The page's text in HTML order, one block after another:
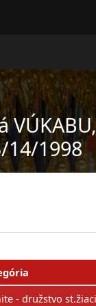
14/1998
- družstvo st.žiaci